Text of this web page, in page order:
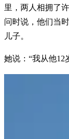
里，两人相拥了
问时说，他们当
儿子。
她说：“我从他12